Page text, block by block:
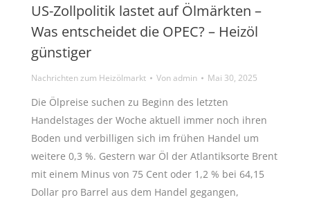
US-Zollpolitik lastet auf Ölmärkten –
Was entscheidet die OPEC? – Heizöl
günstiger
Nachrichten zum Heizölmarkt Vonadmin Mai 30, 2025
Die Ölpreise suchen zu Beginn des letzten
Handelstages der Woche aktuell immer noch ihren
Boden und verbilligen sich im frühen Handel um
weitere 0,3 %. Gestern war Öl der Atlantiksorte Brent
mit einem Minus von 75 Cent oder 1,2 % bei 64,15
Dollar pro Barrel aus dem Handel gegangen,